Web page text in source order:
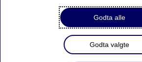
Godta alle
Godta valgte